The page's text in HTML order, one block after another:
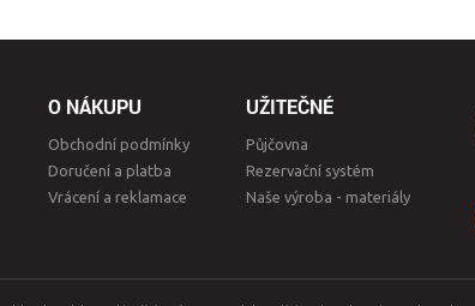
O NÁKUPU
Obchodní podmínky
Doručení a platba
Vrácení a reklamace
UŽITEČNÉ
Půjčovna
Rezervační systém
Naše výroba - materiály